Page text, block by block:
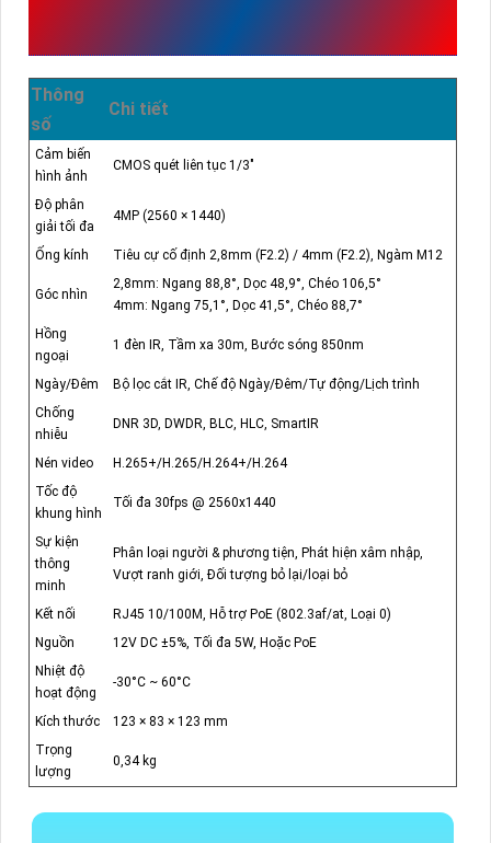
Thông
số
Chi tiết
Cảm biến
hình ảnh
CMOS quét liên tục 1/3"
Độ phân
giải tối đa
4MP (2560 × 1440)
Ống kính Tiêu cự cố định 2,8mm (F2.2) / 4mm (F2.2), Ngàm M12
Góc nhìn
2,8mm: Ngang 88,8°, Dọc 48,9°, Chéo 106,5°
4mm: Ngang 75,1°, Dọc 41,5°, Chéo 88,7°
Hồng
ngoại
1 đèn IR, Tầm xa 30m, Bước sóng 850nm
Ngày/Đêm
Bộ lọc cắt IR, Chế độ Ngày/Đêm/Tự động/Lịch trình
Chống
nhiễu
DNR 3D, DWDR, BLC, HLC, SmartIR
Nén video
H.265+/H.265/H.264+/H.264
Tốc độ
khung hình
Tối đa 30fps @ 2560x1440
Sự kiện
thông
minh
Phân loại người & phương tiện, Phát hiện xâm nhập,
Vượt ranh giới, Đối tượng bỏ lại/loại bỏ
Kết nối
RJ45 10/100M, Hỗ trợ PoE (802.3af/at, Loại 0)
Nguồn
12V DC ±5%, Tối đa 5W, Hoặc PoE
Nhiệt độ
hoạt động
-30°C ~ 60°C
Kích thước
123 × 83 × 123 mm
Trọng
lượng
0,34 kg